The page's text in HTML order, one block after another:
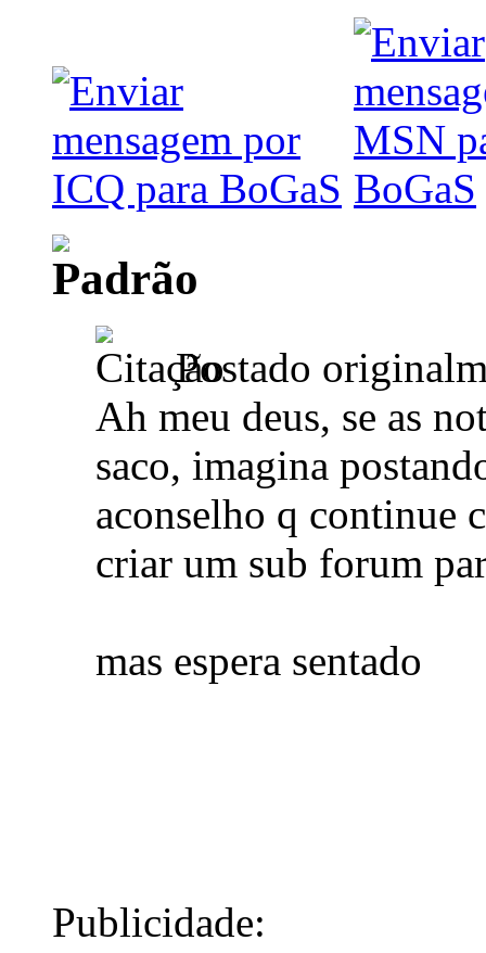
Postado
Ah meu deus, se as
saco, imagina
aconselho q continue
criar um sub forum
mas espera sentado
Publicidade: